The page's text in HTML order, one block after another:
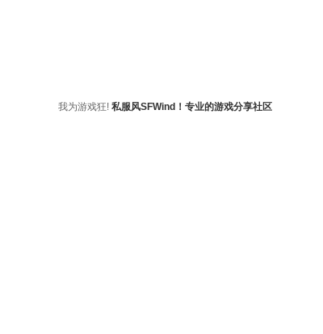
我为游戏狂! 私服风SFWind！专业的游戏分享社区